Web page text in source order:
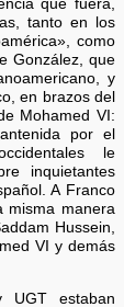
que fuera,
tanto en los
como
González, que
y
en brazos del
Mohamed VI:
por el
le
inquietantes
A Franco
misma manera
Hussein,
VI y demás
estaban